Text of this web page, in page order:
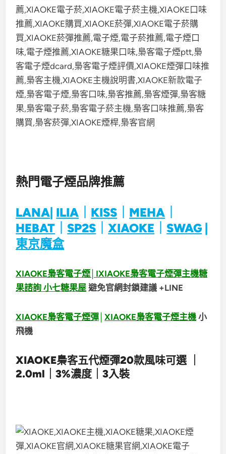
熱門電子煙品牌推薦
LANA ILIA KISS MEHA
HEBAT ｜SP2S ｜XIAOKE ｜SWAG|
東京魔盒
XIAOKE梟客電子煙│IXIAOKE梟客電子煙彈主機糖
果諮詢 小七糖果屋 避免官網封鎖建議 +LINE
XIAOKE梟客電子煙彈 │XIAOKE梟客電子煙主機 小
飛機
XIAOKE梟客五代煙彈20款風味可選 ｜
2.0ml｜3%濃度｜3入裝